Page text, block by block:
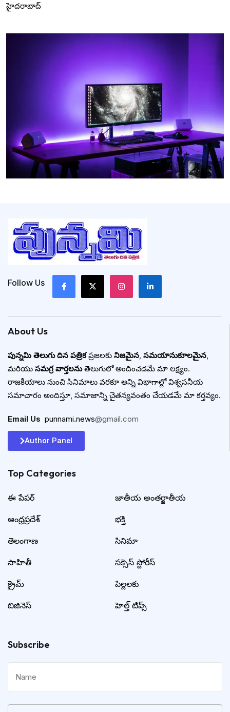
హైదరాబాద్
Follow Us
About Us
పున్నమి తెలుగు దిన పత్రికప్రజలకు నిజమైన, సమయానుకూలమైన,
మరియు సమగ్ర వార్తలనుతెలుగులో అందించడమే మా లక్ష్యం.
రాజకీయాలు నుంచి సినిమాలు వరకూ అన్ని విభాగాల్లో విశ్వసనీయ
సమాచారం అందిస్తూ, సమాజాన్ని చైతన్యవంతం చేయడమే మా కర్తవ్యం.
Email Us punnami.news@gmail.com
Author Panel
Top Categories​
ఈ పేపర్
ఆంధ్రప్రదేశ్
తెలంగాణ
సాహితీ
క్రైమ్
బిజినెస్
జాతీయ అంతర్జాతీయ
భక్తి
సినిమా
సక్సెస్ స్టోరీస్
పిల్లలకు
హెల్త్ టిప్స్
Subscribe